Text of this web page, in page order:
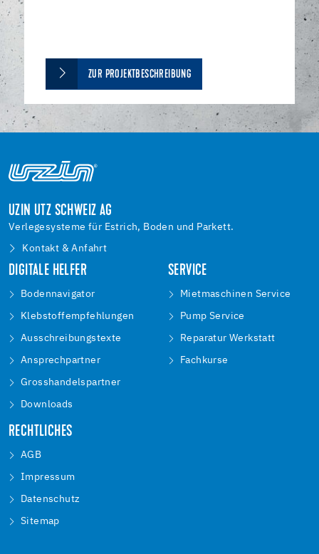
ZUR PROJEKTBESCHREIBUNG
UZIN UTZ SCHWEIZ AG
Verlegesysteme für Estrich, Boden und Parkett.
Kontakt & Anfahrt
DIGITALE HELFER
Bodennavigator
Klebstoffempfehlungen
Ausschreibungstexte
Ansprechpartner
Grosshandelspartner
Downloads
SERVICE
Mietmaschinen Service
Pump Service
Reparatur Werkstatt
Fachkurse
RECHTLICHES
AGB
Impressum
Datenschutz
Sitemap